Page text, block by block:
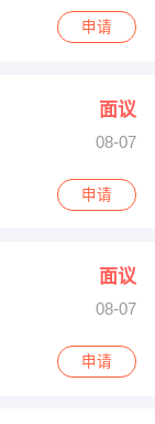
申请
面议
08-07
楼
申请
面议
08-07
申请